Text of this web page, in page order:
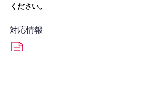
ください。
対応情報